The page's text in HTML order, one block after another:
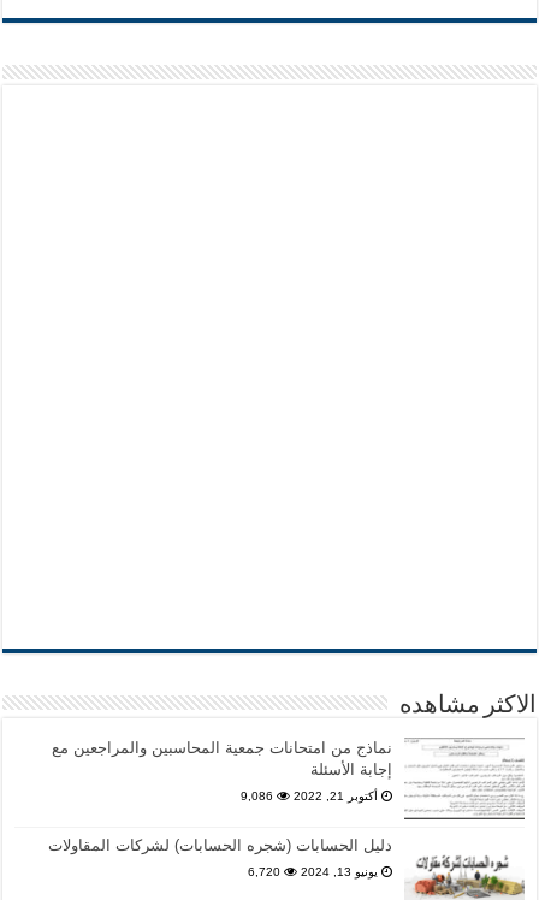
الاكثر مشاهده
نماذج من امتحانات جمعية المحاسبين والمراجعين مع
إجابة الأسئلة
أكتوبر 21, 2022 9,086
دليل الحسابات (شجره الحسابات) لشركات المقاولات
يونيو 13, 2024 6,720